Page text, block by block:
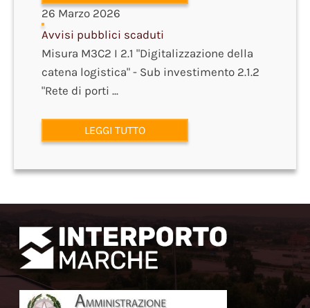
26 Marzo 2026
Avvisi pubblici scaduti
Misura M3C2 I 2.1 "Digitalizzazione della
catena logistica" - Sub investimento 2.1.2
"Rete di porti ...
LEGGI TUTTO